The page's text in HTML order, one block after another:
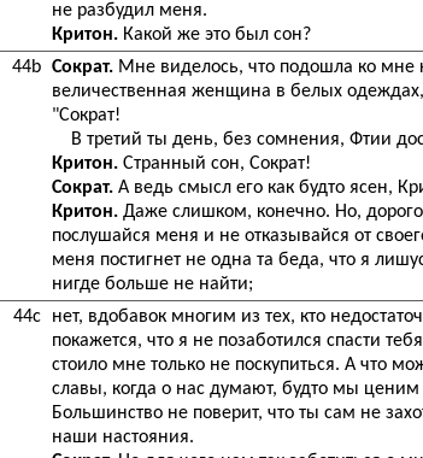
44b
44c
не разбудил меня.
Критон. Какой же это был сон?
Сократ. Мне виделось, что подошла ко мне
величественная женщина в белых
"Сократ!
В третий ты день, без сомнения, Фтии
Критон. Странный сон, Сократ!
Сократ. А ведь смысл его как будто ясен,
Критон. Даже слишком, конечно. Но,
послушайся меня и не отказывайся от
меня постигнет не одна та беда, что я
нигде больше не найти;
нет, вдобавок многим из тех, кто
покажется, что я не позаботился спасти
стоило мне только не поскупиться. А что
славы, когда о нас думают, будто мы
Большинство не поверит, что ты сам не
наши настояния.